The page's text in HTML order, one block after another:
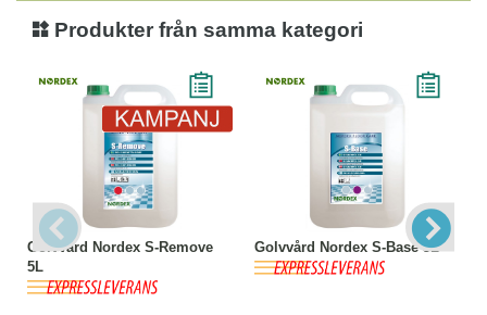
Produkter från samma kategori
Golvvård Nordex S-Remove
5L
Golvvård Nordex S-Base 5L